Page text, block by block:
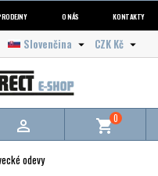
O NÁS KONTAKTY
CZK Kč 
Slovenčina 
 shopping_cart0
odevy